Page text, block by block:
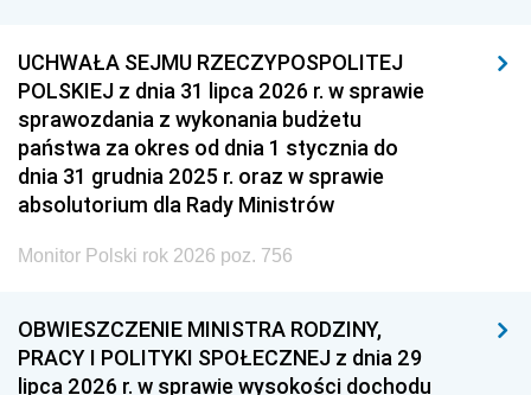
UCHWAŁA SEJMU RZECZYPOSPOLITEJ
POLSKIEJ z dnia 31 lipca 2026 r. w sprawie
sprawozdania z wykonania budżetu
państwa za okres od dnia 1 stycznia do
dnia 31 grudnia 2025 r. oraz w sprawie
absolutorium dla Rady Ministrów
Monitor Polski rok 2026 poz. 756
OBWIESZCZENIE MINISTRA RODZINY,
PRACY I POLITYKI SPOŁECZNEJ z dnia 29
lipca 2026 r. w sprawie wysokości dochodu